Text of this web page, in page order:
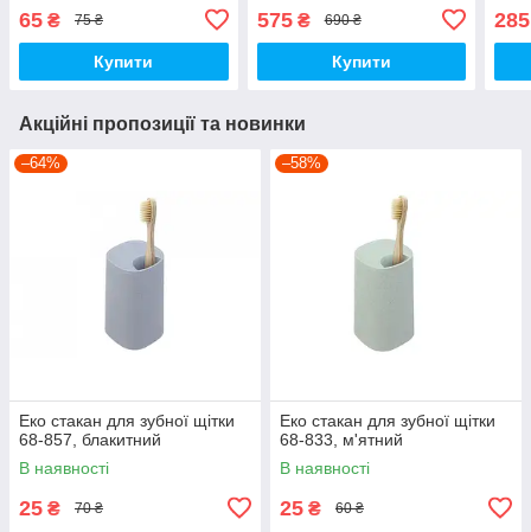
65 ₴ 75 ₴
Купити
575₴ 690 ₴
Купити
285
Акційні пропозиції та новинки
–64%
Еко стакан для зубної щітки
68-857, блакитний
В наявності
25 ₴ 70 ₴
–58%
Еко стакан для зубної щітки
68-833, м'ятний
В наявності
25 ₴ 60 ₴